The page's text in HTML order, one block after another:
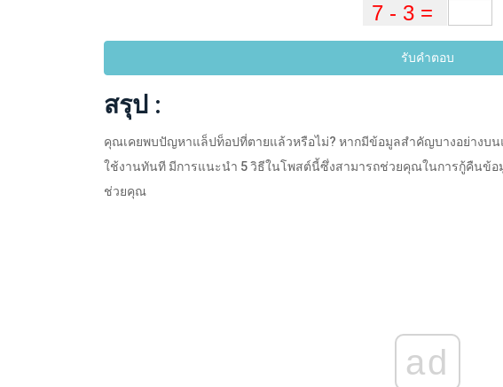
รับคำตอบ
สรุป :
คุณเคยพบปัญหาแล็ปท็อปที่ตายแล้วหรือไม่? หากมีข้อมูลสำคัญบางอย่างบ
ใช้งานทันที มีการแนะนำ 5 วิธีในโพสต์นี้ซึ่งสามารถช่วยคุณในการกู้คืนข้อ
ช่วยคุณ
ad